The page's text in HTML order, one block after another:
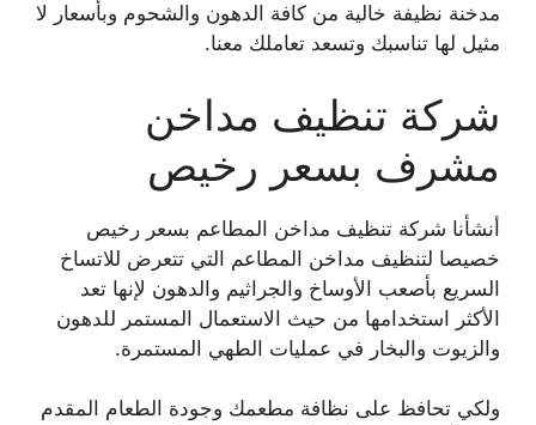
مدخنة نظيفة خالية من كافة الدهون والشحوم وبأسعار لا
مثيل لها تناسبك وتسعد تعاملك معنا.
شركة تنظيف مداخن
مشرف بسعر رخيص
أنشأنا شركة تنظيف مداخن المطاعم بسعر رخيص
خصيصا لتنظيف مداخن المطاعم التي تتعرض للاتساخ
السريع بأصعب الأوساخ والجراثيم والدهون لإنها تعد
الأكثر استخدامها من حيث الاستعمال المستمر للدهون
والزيوت والبخار في عمليات الطهي المستمرة.
ولكي تحافظ على نظافة مطعمك وجودة الطعام المقدم